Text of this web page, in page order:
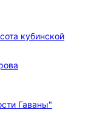
кубинской